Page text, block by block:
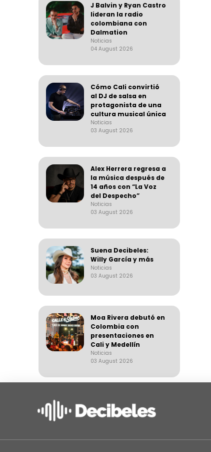
J Balvin y Ryan Castro
lideran la radio
colombiana con
Dalmation
Noticias
04 August 2026
Cómo Cali convirtió
al DJ de salsa en
protagonista de una
cultura musical única
Noticias
03 August 2026
Alex Herrera regresa a
la música después de
14 años con “La Voz
del Despecho”
Noticias
03 August 2026
Suena Decibeles:
Willy García y más
Noticias
03 August 2026
Moa Rivera debutó en
Colombia con
presentaciones en
Cali y Medellín
Noticias
03 August 2026